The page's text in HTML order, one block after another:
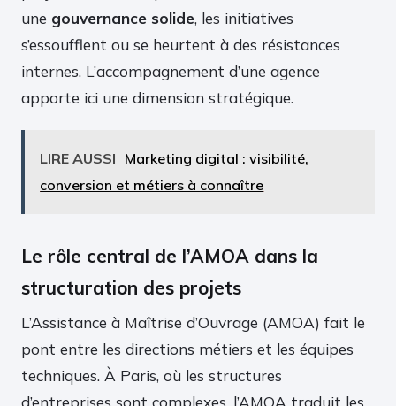
une gouvernance solide, les initiatives
s’essoufflent ou se heurtent à des résistances
internes. L’accompagnement d’une agence
apporte ici une dimension stratégique.
LIRE AUSSI Marketing digital : visibilité,
conversion et métiers à connaître
Le rôle central de l’AMOA dans la
structuration des projets
L’Assistance à Maîtrise d’Ouvrage (AMOA) fait le
pont entre les directions métiers et les équipes
techniques. À Paris, où les structures
d’entreprises sont complexes, l’AMOA traduit les